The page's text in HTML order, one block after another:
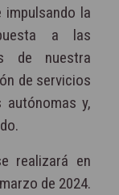
impulsando la
a las
de nuestra
de servicios
autónomas y,
realizará en
de 2024.